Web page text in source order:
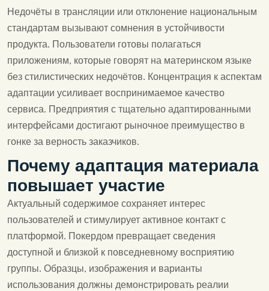
Недочёты в трансляции или отклонение национальным
стандартам вызывают сомнения в устойчивости
продукта. Пользователи готовы полагаться
приложениям, которые говорят на материнском языке
без стилистических недочётов. Концентрация к аспектам
адаптации усиливает воспринимаемое качество
сервиса. Предприятия с тщательно адаптированными
интерфейсами достигают рыночное преимущество в
гонке за верность заказчиков.
Почему адаптация материала
повышает участие
Актуальный содержимое сохраняет интерес
пользователей и стимулирует активное контакт с
платформой. Покердом превращает сведения
доступной и близкой к повседневному восприятию
группы. Образцы, изображения и варианты
использования должны демонстрировать реалии